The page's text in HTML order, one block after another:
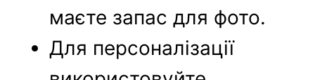
маєте запас для фото.
Для персоналізації